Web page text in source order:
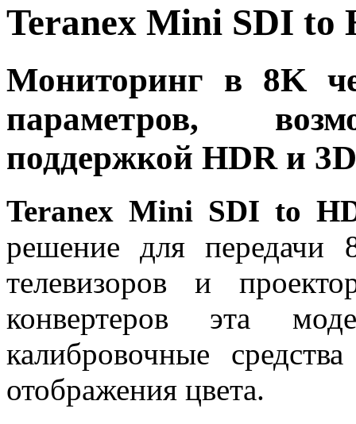
Teranex Mini SDI
Мониторинг в 8K
параметров,
поддержкой HDR и
Teranex Mini SDI to
решение для передачи
телевизоров и
конвертеров эта
калибровочные
отображения цвета.